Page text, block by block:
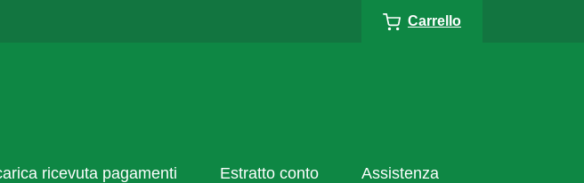
Carrello
ricevuta pagamenti Estratto conto Assistenza